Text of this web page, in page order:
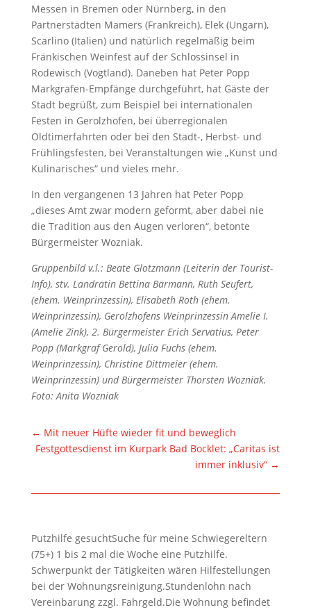
Messen in Bremen oder Nürnberg, in den
Partnerstädten Mamers (Frankreich), Elek (Ungarn),
Scarlino (Italien) und natürlich regelmäßig beim
Fränkischen Weinfest auf der Schlossinsel in
Rodewisch (Vogtland). Daneben hat Peter Popp
Markgrafen-Empfänge durchgeführt, hat Gäste der
Stadt begrüßt, zum Beispiel bei internationalen
Festen in Gerolzhofen, bei überregionalen
Oldtimerfahrten oder bei den Stadt-, Herbst- und
Frühlingsfesten, bei Veranstaltungen wie „Kunst und
Kulinarisches“ und vieles mehr.
In den vergangenen 13 Jahren hat Peter Popp
„dieses Amt zwar modern geformt, aber dabei nie
die Tradition aus den Augen verloren“, betonte
Bürgermeister Wozniak.
Gruppenbild v.l.: Beate Glotzmann (Leiterin der Tourist-
Info), stv. Landrätin Bettina Bärmann, Ruth Seufert,
(ehem. Weinprinzessin), Elisabeth Roth (ehem.
Weinprinzessin), Gerolzhofens Weinprinzessin Amelie I.
(Amelie Zink), 2. Bürgermeister Erich Servatius, Peter
Popp (Markgraf Gerold), Julia Fuchs (ehem.
Weinprinzessin), Christine Dittmeier (ehem.
Weinprinzessin) und Bürgermeister Thorsten Wozniak.
Foto: Anita Wozniak
← Mit neuer Hüfte wieder fit und beweglich
Festgottesdienst im Kurpark Bad Bocklet: „Caritas ist
immer inklusiv“ →
Putzhilfe gesuchtSuche für meine Schwiegereltern
(75+) 1 bis 2 mal die Woche eine Putzhilfe.
Schwerpunkt der Tätigkeiten wären Hilfestellungen
bei der Wohnungsreinigung.Stundenlohn nach
Vereinbarung zzgl. Fahrgeld.Die Wohnung befindet